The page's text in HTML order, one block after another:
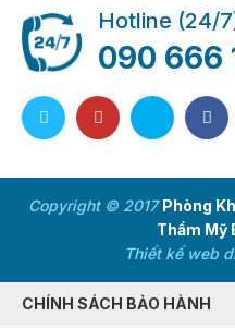
Hotline (24/
090 666
Copyright © 2017Phòng
Thẩm Mỹ
Thiết kế web
CHÍNH SÁCH BẢO HÀNH